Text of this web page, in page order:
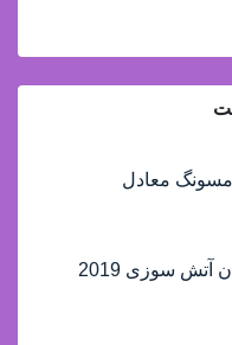
معادل
جایگزینی 8.7 میلیارد وون قربانیان آتش سوزی 2019